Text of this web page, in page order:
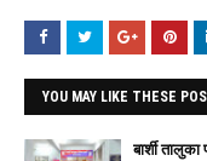
YOU MAY LIKE THESE
बार्शी